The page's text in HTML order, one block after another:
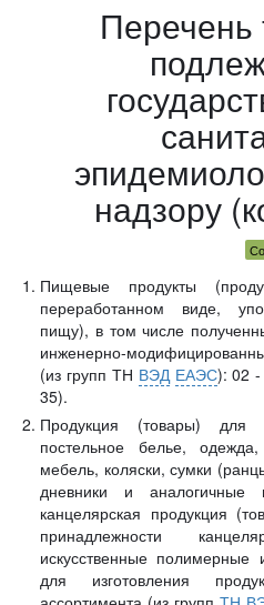
Перечень
надзору
Пищевые продукты
переработанном виде,
пищу), в том числе
инженерно-
(из групп ТН ВЭД ЕАЭС): 02
35).
Продукция (товары)
постельное белье,
мебель, коляски, сумки
дневники и аналогичные
канцелярская продукция
принадлежности
искусственные полимерные
для изготовления